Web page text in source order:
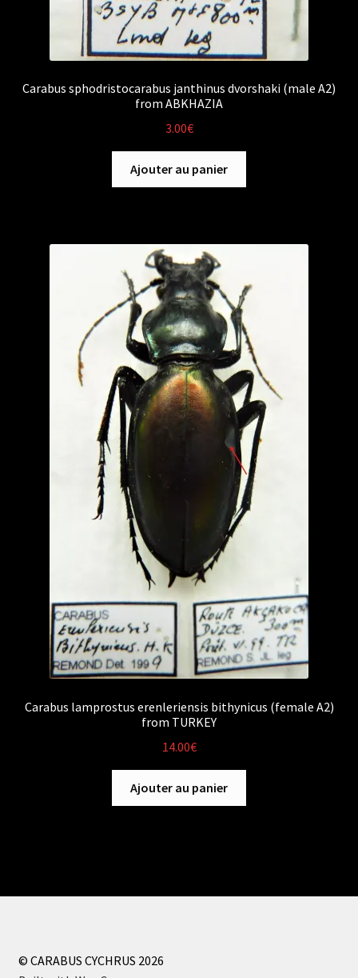
Carabus sphodristocarabus janthinus dvorshaki (male A2)
from ABKHAZIA
3.00€
Ajouter au panier
Carabus lamprostus erenleriensis bithynicus (female A2)
from TURKEY
14.00€
Ajouter au panier
© CARABUS CYCHRUS 2026